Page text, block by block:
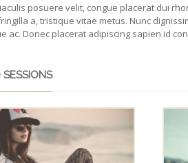
posuere velit, congue placerat dui
a, tristique vitae metus. Nunc
ac. Donec placerat adipiscing sapien id
SESSIONS